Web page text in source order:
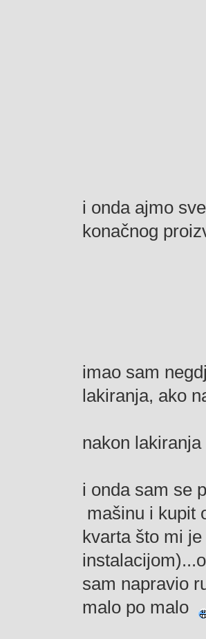
i onda ajmo
konačnog
imao sam
lakiranja, ako
nakon
i onda sam se
mašinu i kupit
kvarta što mi
sam napravio
malo po malo